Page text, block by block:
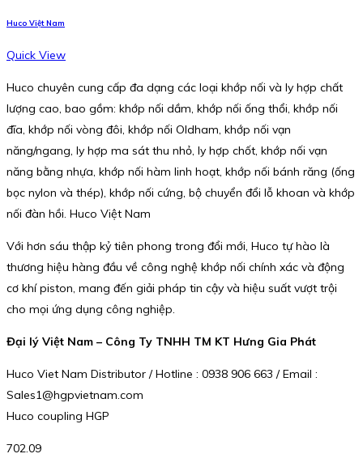
Huco Việt Nam
Quick View
Huco chuyên cung cấp đa dạng các loại khớp nối và ly hợp chất
lượng cao, bao gồm: khớp nối dầm, khớp nối ống thổi, khớp nối
đĩa, khớp nối vòng đôi, khớp nối Oldham, khớp nối vạn
năng/ngang, ly hợp ma sát thu nhỏ, ly hợp chốt, khớp nối vạn
năng bằng nhựa, khớp nối hàm linh hoạt, khớp nối bánh răng (ống
bọc nylon và thép), khớp nối cứng, bộ chuyển đổi lỗ khoan và khớp
nối đàn hồi. Huco Việt Nam
Với hơn sáu thập kỷ tiên phong trong đổi mới, Huco tự hào là
thương hiệu hàng đầu về công nghệ khớp nối chính xác và động
cơ khí piston, mang đến giải pháp tin cậy và hiệu suất vượt trội
cho mọi ứng dụng công nghiệp.
Đại lý Việt Nam – Công Ty TNHH TM KT Hưng Gia Phát
Huco Viet Nam Distributor / Hotline : 0938 906 663 / Email :
Sales1@hgpvietnam.com
Huco coupling HGP
702.09